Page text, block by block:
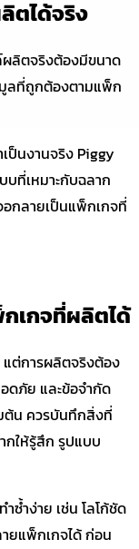
ตได้จริง
ผลิตจริงต้องมีขนาด
มูลที่ถูกต้องตามแพ็ก
ป็นงานจริง Piggy
ที่เหมาะกับฉลาก
กลายเป็นแพ็กเกจที่
เกจที่ผลิตได้
แต่การผลิตจริงต้อง
ดภัย และข้อจำกัด
ต้น ควรบันทึกสิ่งที่
กให้รู้สึก รูปแบบ
ซ้ำง่าย เช่น โลโก้ชัด
ยแพ็กเกจได้ ก่อน